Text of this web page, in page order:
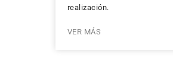
realización.
VER MÁS